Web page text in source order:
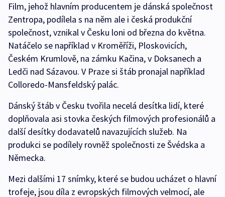
Film, jehož hlavním producentem je dánská společnost
Zentropa, podílela s na něm ale i česká produkční
společnost, vznikal v Česku loni od března do května.
Natáčelo se například v Kroměříži, Ploskovicích,
Českém Krumlově, na zámku Kačina, v Doksanech a
Ledči nad Sázavou. V Praze si štáb pronajal například
Colloredo-Mansfeldský palác.
Dánský štáb v Česku tvořila necelá desítka lidí, které
doplňovala asi stovka českých filmových profesionálů a
další desítky dodavatelů navazujících služeb. Na
produkci se podílely rovněž společnosti ze Švédska a
Německa.
Mezi dalšími 17 snímky, které se budou ucházet o hlavní
trofeje, jsou díla z evropských filmových velmocí, ale